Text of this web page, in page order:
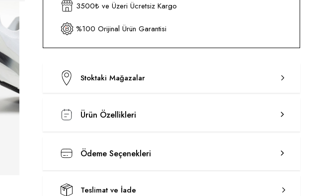
3500₺ ve Üzeri Ücretsiz Kargo
%100 Orijinal Ürün Garantisi
Stoktaki Mağazalar
Ürün Özellikleri
Ödeme Seçenekleri
Teslimat ve İade